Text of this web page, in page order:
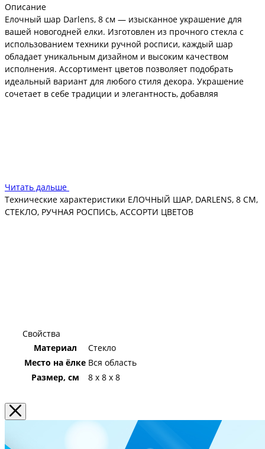
Описание
Елочный шар Darlens, 8 см — изысканное украшение для
вашей новогодней елки. Изготовлен из прочного стекла с
использованием техники ручной росписи, каждый шар
обладает уникальным дизайном и высоким качеством
исполнения. Ассортимент цветов позволяет подобрать
идеальный вариант для любого стиля декора. Украшение
сочетает в себе традиции и элегантность, добавляя
Читать дальше
Технические характеристики ЕЛОЧНЫЙ ШАР, DARLENS, 8 СМ,
СТЕКЛО, РУЧНАЯ РОСПИСЬ, АССОРТИ ЦВЕТОВ
Свойства
Материал
Стекло
Место на ёлке Вся область
Размер, см
8 x 8 x 8